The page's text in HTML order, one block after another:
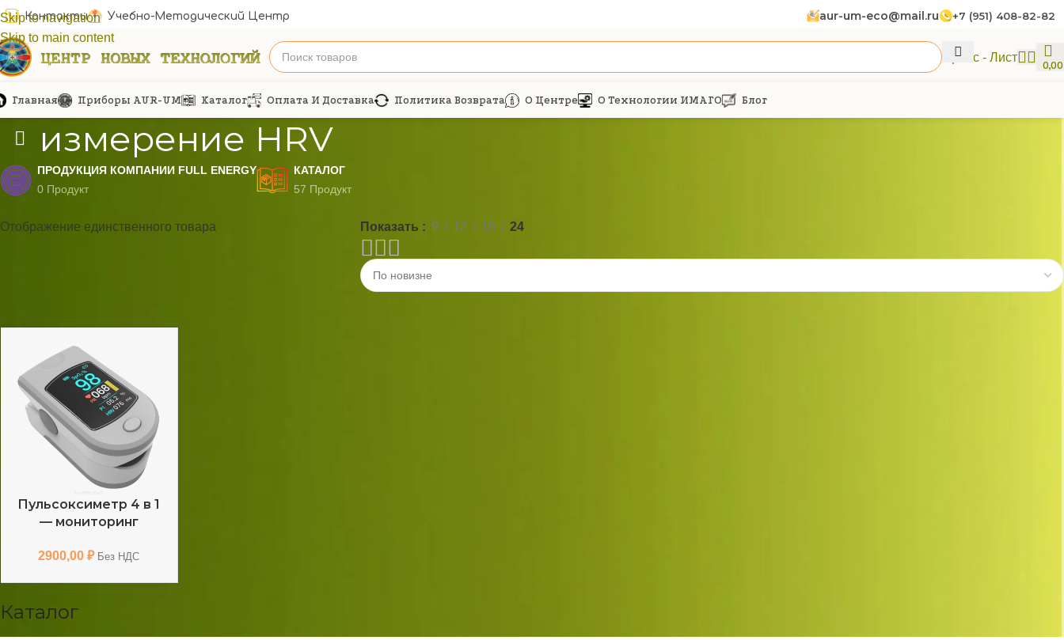
Skip to navigation
Skip to main content
Контакты Учебно-Методический Центр aur-um-eco@mail.ru +7 (951) 408-82-82
Прайс - Лист
Главная Приборы AUR-UM Каталог Оплата И Доставка Политика Возврата О Центре О Технологии ИМАГО Блог
измерение HRV
ПРОДУКЦИЯ КОМПАНИИ FULL ENERGY
0 Продукт
КАТАЛОГ
57 Продукт
Отображение единственного товара Показать 9 12 18 24
Пульсоксиметр 4 в 1
— мониторинг
(PI)
2900,00₽ Без НДС
Каталог